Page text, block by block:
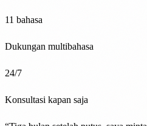
11 bahasa
Dukungan multibahasa
24/7
Konsultasi kapan saja